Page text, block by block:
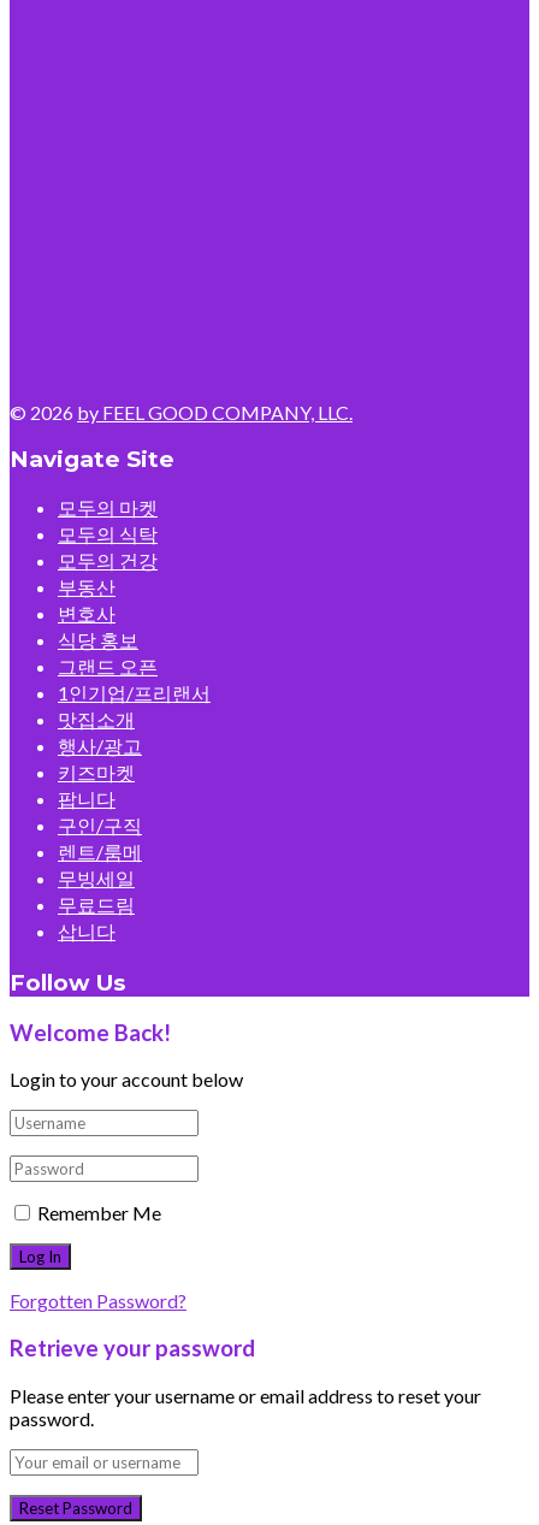
© 2026 by FEEL GOOD COMPANY, LLC.
Navigate Site
모두의 마켓
모두의 식탁
모두의 건강
부동산
변호사
식당 홍보
그랜드 오픈
1인기업/프리랜서
맛집소개
행사/광고
키즈마켓
팝니다
구인/구직
렌트/룸메
무빙세일
무료드림
삽니다
Follow Us
Welcome Back!
Login to your account below
Remember Me
Forgotten Password?
Retrieve your password
Please enter your username or email address to reset your
password.